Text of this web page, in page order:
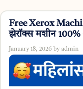
Free Xerox
झेरॉक्स मशीन 100%
January 18, 2026 by admin